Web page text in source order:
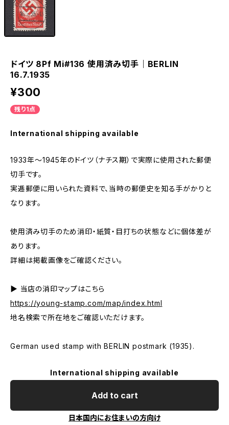
ドイツ 8Pf Mi#136 使用済み切手｜BERLIN
16.7.1935
¥300
残り1点
International shipping available
1933年～1945年のドイツ（ナチス期）で実際に使用された郵便
切手です。
実逓郵便に用いられた資料で、当時の郵便史を知る手がかりと
なります。
使用済み切手のため消印・紙質・目打ちの状態などに個体差が
あります。
詳細は掲載画像をご確認ください。
▶ 当店の消印マップはこちら
https://young-stamp.com/map/index.html
地名検索で所在地をご確認いただけます。
German used stamp with BERLIN postmark (1935).
International shipping available
Add to cart
日本国内にお住まいの方向け